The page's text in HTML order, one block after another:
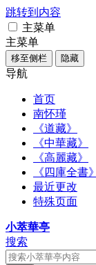
跳转到内容
主菜单
主菜单
移至侧栏 隐藏
导航
首页
南怀瑾
《道藏》
《中華藏》
《高麗藏》
《四庫全書》
最近更改
特殊页面
小萃華亭
搜索